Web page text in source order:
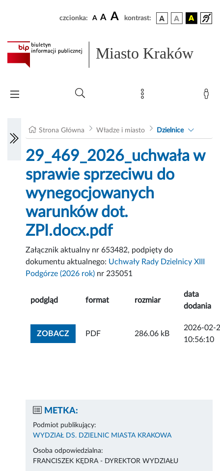
czcionka: A A A kontrast:
Miasto Kraków
Strona Główna Władze i miasto Dzielnice
29_469_2026_uchwała w
sprawie sprzeciwu do
wynegocjowanych
warunków dot.
ZPI.docx.pdf
Załącznik aktualny nr 653482, podpięty do
dokumentu aktualnego: Uchwały Rady Dzielnicy XIII
Podgórze (2026 rok) nr 235051
podgląd format rozmiar
data
dodania
ZOBACZZOBACZ ZAŁĄCZNIK
PDF 286.06 kB
2026-02-
10:56:10
METKA:
Podmiot publikujący:
WYDZIAŁ DS. DZIELNIC MIASTA KRAKOWA
Osoba odpowiedzialna:
FRANCISZEK KĘDRA - DYREKTOR WYDZIAŁU